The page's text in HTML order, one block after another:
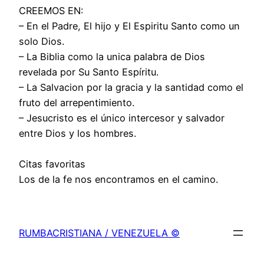
CREEMOS EN:
– En el Padre, El hijo y El Espiritu Santo como un
solo Dios.
– La Biblia como la unica palabra de Dios
revelada por Su Santo Espíritu.
– La Salvacion por la gracia y la santidad como el
fruto del arrepentimiento.
– Jesucristo es el único intercesor y salvador
entre Dios y los hombres.
Citas favoritas
Los de la fe nos encontramos en el camino.
RUMBACRISTIANA / VENEZUELA ©